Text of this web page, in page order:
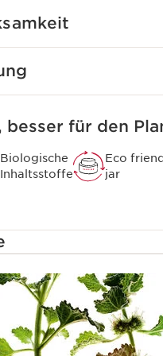
wurde speziell für
erzielen möchten.
ClarinsMen und wurde
besser für den
Biologische
Inhaltsstoffe
Eco
jar